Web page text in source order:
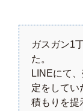
ガスガン1
た。
LINEにて
定をしてい
積もりを提